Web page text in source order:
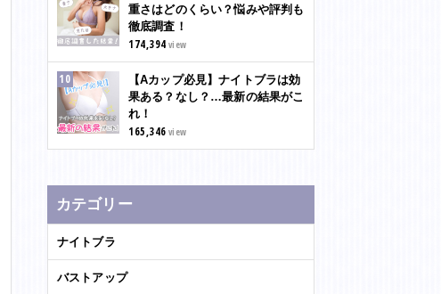
重さはどのくらい？悩みや評判も
徹底調査！
174,394 view
【Aカップ必見】ナイトブラは効
果ある？なし？…最新の結果がこ
れ！
165,346 view
カテゴリー
ナイトブラ
バストアップ